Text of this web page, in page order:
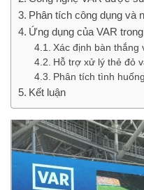
Phân tích công dụng và
Ứng dụng của VAR
Xác định bàn thắng
Hỗ trợ xử lý thẻ đỏ
Phân tích tình
Kết luận